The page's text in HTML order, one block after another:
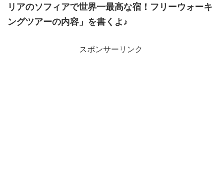
リアのソフィアで世界一最高な宿！フリーウォーキ
ングツアーの内容」を書くよ♪
スポンサーリンク